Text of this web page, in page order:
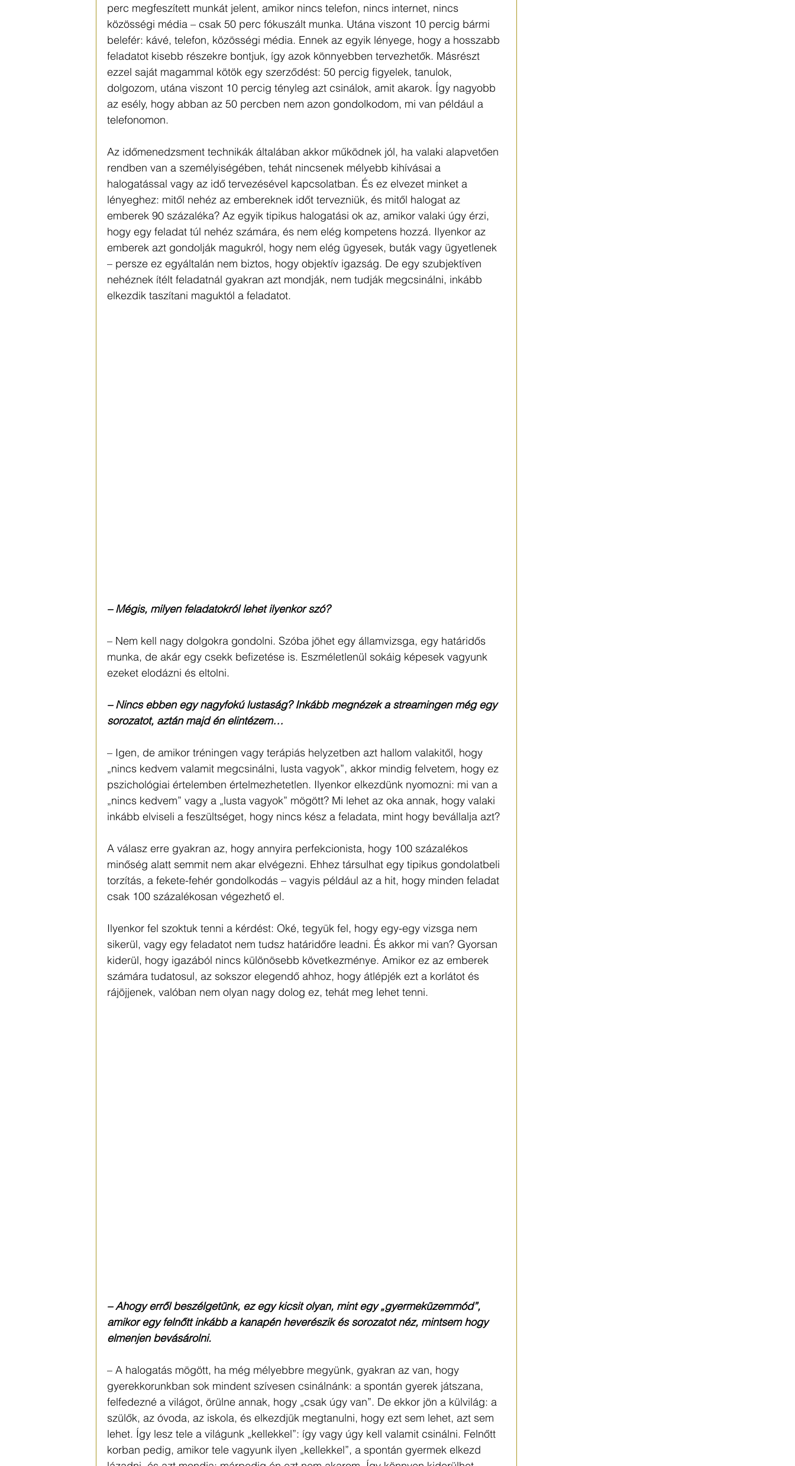
perc megfeszített munkát jelent, amikor nincs telefon, nincs internet, nincs
közösségi média – csak 50 perc fókuszált munka. Utána viszont 10 percig bármi
belefér: kávé, telefon, közösségi média. Ennek az egyik lényege, hogy a hosszabb
feladatot kisebb részekre bontjuk, így azok könnyebben tervezhetők. Másrészt
ezzel saját magammal kötök egy szerződést: 50 percig figyelek, tanulok,
dolgozom, utána viszont 10 percig tényleg azt csinálok, amit akarok. Így nagyobb
az esély, hogy abban az 50 percben nem azon gondolkodom, mi van például a
telefonomon.
Az időmenedzsment technikák általában akkor működnek jól, ha valaki alapvetően
rendben van a személyiségében, tehát nincsenek mélyebb kihívásai a
halogatással vagy az idő tervezésével kapcsolatban. És ez elvezet minket a
lényeghez: mitől nehéz az embereknek időt tervezniük, és mitől halogat az
emberek 90 százaléka? Az egyik tipikus halogatási ok az, amikor valaki úgy érzi,
hogy egy feladat túl nehéz számára, és nem elég kompetens hozzá. Ilyenkor az
emberek azt gondolják magukról, hogy nem elég ügyesek, buták vagy ügyetlenek
– persze ez egyáltalán nem biztos, hogy objektív igazság. De egy szubjektíven
nehéznek ítélt feladatnál gyakran azt mondják, nem tudják megcsinálni, inkább
elkezdik taszítani maguktól a feladatot.
– Mégis, milyen feladatokról lehet ilyenkor szó?
– Nem kell nagy dolgokra gondolni. Szóba jöhet egy államvizsga, egy határidős
munka, de akár egy csekk befizetése is. Eszméletlenül sokáig képesek vagyunk
ezeket elodázni és eltolni.
– Nincs ebben egy nagyfokú lustaság? Inkább megnézek a streamingen még egy
sorozatot, aztán majd én elintézem…
– Igen, de amikor tréningen vagy terápiás helyzetben azt hallom valakitől, hogy
„nincs kedvem valamit megcsinálni, lusta vagyok”, akkor mindig felvetem, hogy ez
pszichológiai értelemben értelmezhetetlen. Ilyenkor elkezdünk nyomozni: mi van a
„nincs kedvem” vagy a „lusta vagyok” mögött? Mi lehet az oka annak, hogy valaki
inkább elviseli a feszültséget, hogy nincs kész a feladata, mint hogy bevállalja azt?
A válasz erre gyakran az, hogy annyira perfekcionista, hogy 100 százalékos
minőség alatt semmit nem akar elvégezni. Ehhez társulhat egy tipikus gondolatbeli
torzítás, a fekete-fehér gondolkodás – vagyis például az a hit, hogy minden feladat
csak 100 százalékosan végezhető el.
Ilyenkor fel szoktuk tenni a kérdést: Oké, tegyük fel, hogy egy-egy vizsga nem
sikerül, vagy egy feladatot nem tudsz határidőre leadni. És akkor mi van? Gyorsan
kiderül, hogy igazából nincs különösebb következménye. Amikor ez az emberek
számára tudatosul, az sokszor elegendő ahhoz, hogy átlépjék ezt a korlátot és
rájöjjenek, valóban nem olyan nagy dolog ez, tehát meg lehet tenni.
– Ahogy erről beszélgetünk, ez egy kicsit olyan, mint egy „gyermeküzemmód”,
amikor egy felnőtt inkább a kanapén heverészik és sorozatot néz, mintsem hogy
elmenjen bevásárolni.
– A halogatás mögött, ha még mélyebbre megyünk, gyakran az van, hogy
gyerekkorunkban sok mindent szívesen csinálnánk: a spontán gyerek játszana,
felfedezné a világot, örülne annak, hogy „csak úgy van”. De ekkor jön a külvilág: a
szülők, az óvoda, az iskola, és elkezdjük megtanulni, hogy ezt sem lehet, azt sem
lehet. Így lesz tele a világunk „kellekkel”: így vagy úgy kell valamit csinálni. Felnőtt
korban pedig, amikor tele vagyunk ilyen „kellekkel”, a spontán gyermek elkezd